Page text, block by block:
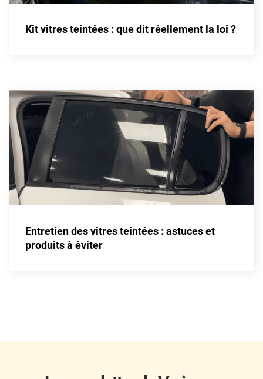
Eagle
Fiat
Fisker
Ford
Foton
Holden
Kit vitres teintées : que dit réellement la loi ?
Entretien des vitres teintées : astuces et
produits à éviter